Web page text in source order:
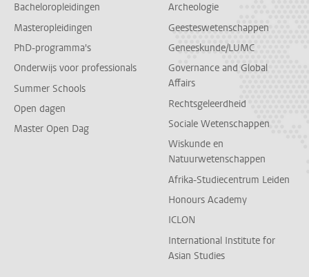
Bacheloropleidingen
Masteropleidingen
PhD-programma's
Onderwijs voor professionals
Summer Schools
Open dagen
Master Open Dag
Archeologie
Geesteswetenschappen
Geneeskunde/LUMC
Governance and Global
Affairs
Rechtsgeleerdheid
Sociale Wetenschappen
Wiskunde en
Natuurwetenschappen
Afrika-Studiecentrum Leiden
Honours Academy
ICLON
International Institute for
Asian Studies